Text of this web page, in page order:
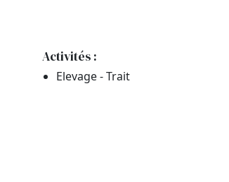
Activités :
Elevage - Trait